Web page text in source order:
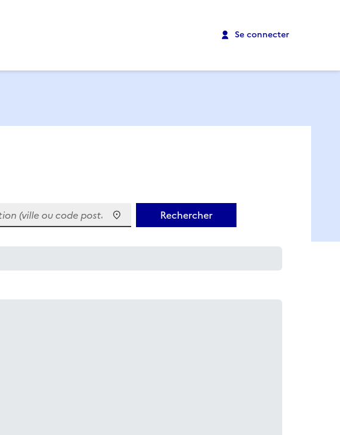
Se connecter
(ville ou code postal)